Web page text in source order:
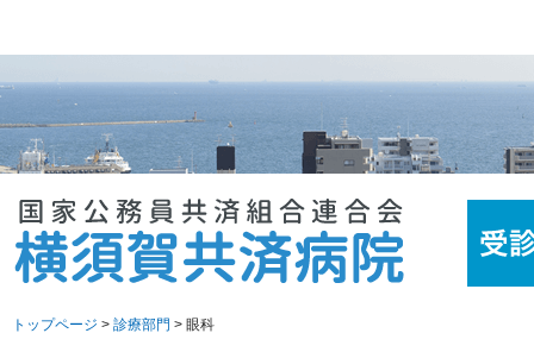
トップページ > 診療部門 > 眼科